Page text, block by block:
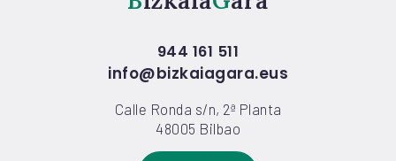
944 161 511
info@bizkaiagara.eus
Calle Ronda s/n, 2ª Planta
48005 Bilbao